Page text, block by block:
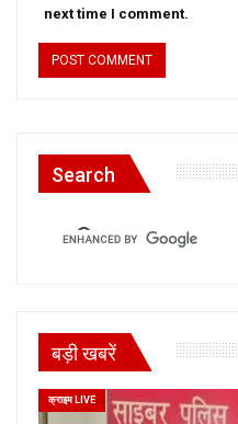
next time I comment.
Search
बड़ी खबरें
क्राइम LIVE